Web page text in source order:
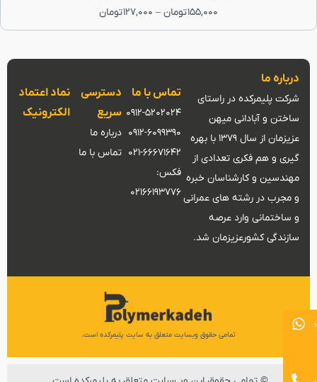
155,000تومان –
127,000تومان
درباره ما
شرکت پلیمرکده در راستای
ساختن و آبادانی میهن
عزیزمان از سال 1379 با بهره
گیری و هم فکری تعدادی از
مهندسین و کارشناسان خبره
و مجرب در رشته های عمرانی
و ساختمانی وارد عرصه
سازندگی کشورعزیزمان شد.
تماس با ما
0912-5202024
0912-6099390
021-66671642
فکس:
02166193776
دسترسی
سریع
درباره ما
تماس با ما
نماد اعتماد
الکترونیک
تمامی حقوق وبسایت متعلق به سایت پلیمرکده است.